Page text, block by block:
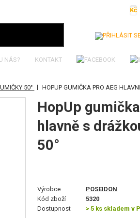
Kč
NÁS? KONTAKT
50° | HOPUP GUMIČKA PRO AEG
HopUp
hlavně s
50°
Výrobce
POSEIDON
Kód zboží
5320
Dostupnost
> 5 ks skladem v